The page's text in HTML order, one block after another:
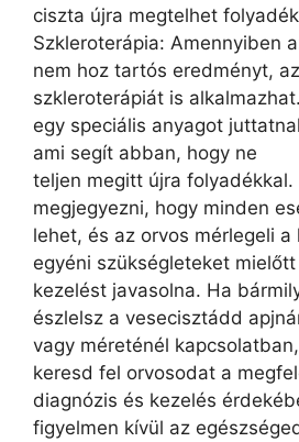
ciszta újra megtelhet
Szkleroterápia: Amennyiben
nem hoz tartós eredményt,
szkleroterápiát is
egy speciális anyagot
ami segít abban, hogy ne
teljen megitt újra folyadékkal.
megjegyezni, hogy minden
lehet, és az orvos mérlegeli
egyéni szükségleteket mielőtt
kezelést javasolna. Ha
észlelsz a vesecisztádd
vagy méreténél
keresd fel orvosodat a
diagnózis és kezelés
figyelmen kívül az